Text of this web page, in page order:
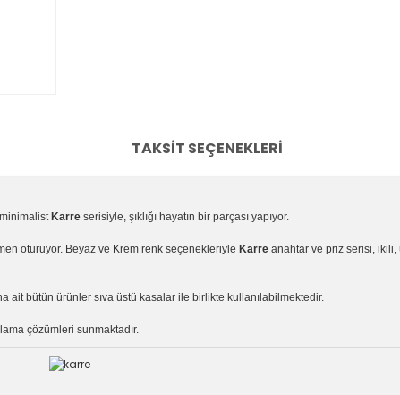
TAKSIT SEÇENEKLERI
Karre serisiyle, şıklığı hayatın bir parçası yapıyor.
oturuyor. Beyaz ve Krem renk seçenekleriyle Karre anahtar ve priz serisi, ikili,
ait bütün ürünler sıva üstü kasalar ile birlikte kullanılabilmektedir.
çözümleri sunmaktadır.